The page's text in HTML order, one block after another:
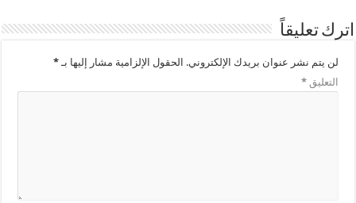
اترك تعليقاً
لن يتم نشر عنوان بريدك الإلكتروني. الحقول الإلزامية مشار إليها بـ*
التعليق*